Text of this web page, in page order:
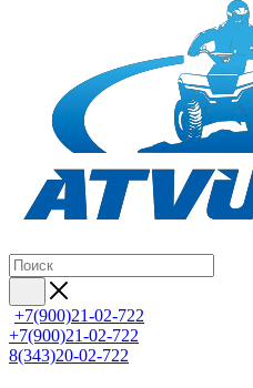
+7(900)21-02-722
+7(900)21-02-722
8(343)20-02-722